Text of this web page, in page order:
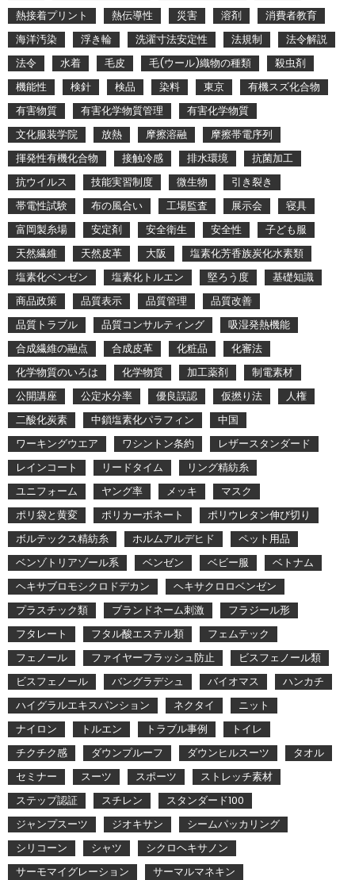
熱接着プリント
熱伝導性 災害 溶剤
消費者教育
海洋汚染
浮き輪 洗濯寸法安定性 法規制
法令解説
法令
水着 毛皮 毛(ウール)織物の種類
殺虫剤
機能性
検針 検品 染料 東京
有機スズ化合物
有害物質
有害化学物質管理
有害化学物質
文化服装学院
放熱 摩擦溶融
摩擦帯電序列
揮発性有機化合物
接触冷感 排水環境
抗菌加工
抗ウイルス
技能実習制度 微生物
引き裂き
帯電性試験
布の風合い 工場監査 展示会
寝具
富岡製糸場
安定剤 安全衛生 安全性
子ども服
天然繊維
天然皮革 大阪
塩素化芳香族炭化水素類
塩素化ベンゼン
塩素化トルエン 堅ろう度
基礎知識
商品政策
品質表示 品質管理
品質改善
品質トラブル
品質コンサルティング
吸湿発熱機能
合成繊維の融点
合成皮革 化粧品
化審法
化学物質のいろは
化学物質 加工薬剤
制電素材
公開講座
公定水分率 優良誤認 仮撚り法
人権
二酸化炭素
中鎖塩素化パラフィン
中国
ワーキングウエア
ワシントン条約
レザースタンダード
レインコート
リードタイム
リング精紡糸
ユニフォーム
ヤング率 メッキ
マスク
ポリ袋と黄変
ポリカーボネート
ポリウレタン伸び切り
ボルテックス精紡糸
ホルムアルデヒド
ペット用品
ベンゾトリアゾール系
ベンゼン ベビー服
ベトナム
ヘキサブロモシクロドデカン
ヘキサクロロベンゼン
プラスチック類
ブランドネーム刺激
フラジール形
フタレート
フタル酸エステル類
フェムテック
フェノール
ファイヤーフラッシュ防止
ビスフェノール類
ビスフェノール
バングラデシュ バイオマス
ハンカチ
ハイグラルエキスパンション
ネクタイ
ニット
ナイロン
トルエン トラブル事例
トイレ
チクチク感
ダウンプルーフ ダウンヒルスーツ
タオル
セミナー
スーツ スポーツ
ストレッチ素材
ステップ認証
スチレン
スタンダード100
ジャンプスーツ
ジオキサン
シームパッカリング
シリコーン
シャツ
シクロヘキサノン
サーモマイグレーション
サーマルマネキン